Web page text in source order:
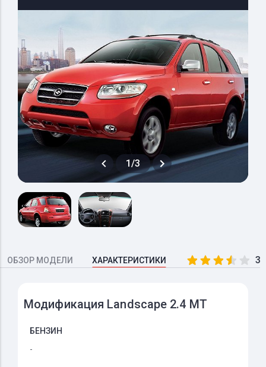
1/3
ОБЗОР МОДЕЛИ ХАРАКТЕРИСТИКИ
Модификация Landscape 2.4 MT
БЕНЗИН
-